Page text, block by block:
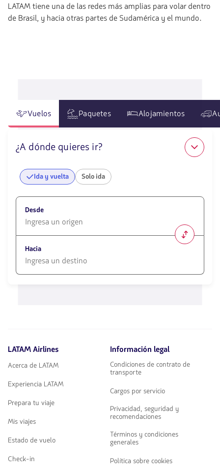
LATAM tiene una de las redes más amplias para volar dentro
de Brasil, y hacia otras partes de Sudamérica y el mundo.
Vuelos Paquetes Alojamientos
¿A dónde quieres ir?
Ida y vuelta Solo ida
Desde
opciones
disponibles.
Usa
las
Hacia
para
LATAM Airlines
Acerca de LATAM
Experiencia LATAM
Prepara tu viaje
Mis viajes
Estado de vuelo
Check-in
Información legal
Condiciones de contrato de
transporte
Cargos por servicio
Privacidad, seguridad y
recomendaciones
Términos y condiciones
generales
Política sobre cookies